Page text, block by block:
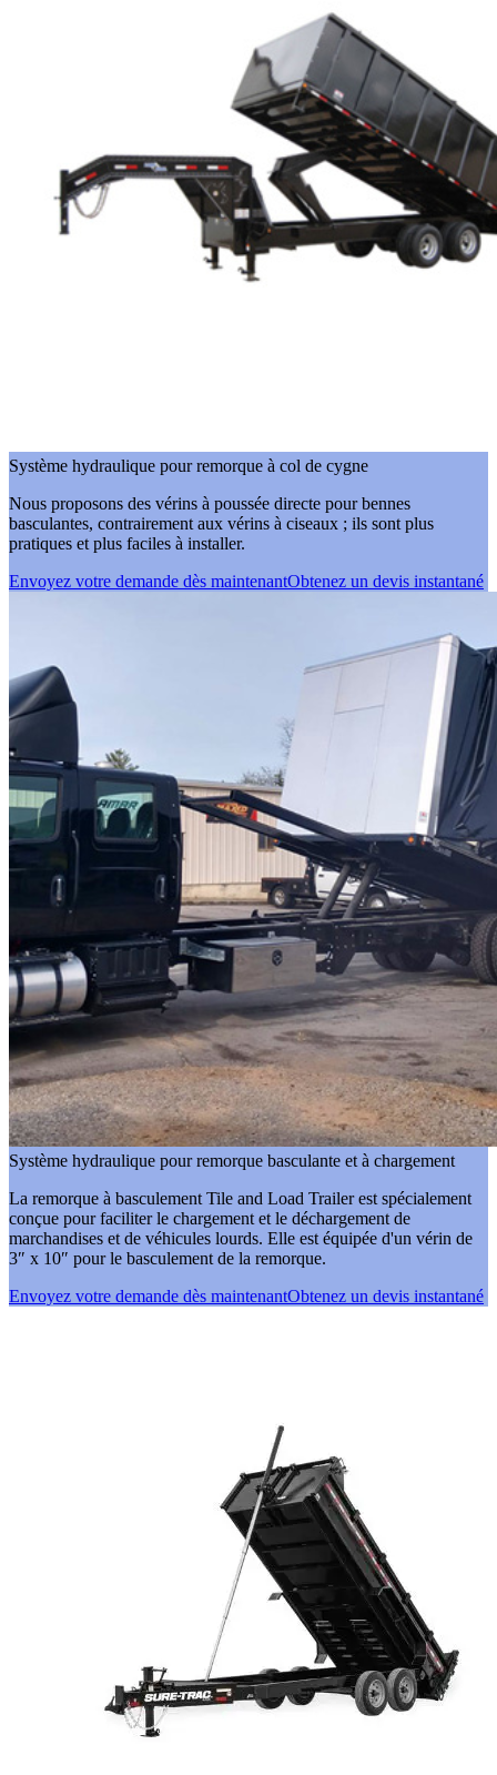
Système hydraulique pour remorque à col de cygne
Nous proposons des vérins à poussée directe pour bennes
basculantes, contrairement aux vérins à ciseaux ; ils sont plus
pratiques et plus faciles à installer.
Envoyez votre demande dès maintenantObtenez un devis instantané
Système hydraulique pour remorque basculante et à chargement
La remorque à basculement Tile and Load Trailer est spécialement
conçue pour faciliter le chargement et le déchargement de
marchandises et de véhicules lourds. Elle est équipée d'un vérin de
3″ x 10″ pour le basculement de la remorque.
Envoyez votre demande dès maintenantObtenez un devis instantané